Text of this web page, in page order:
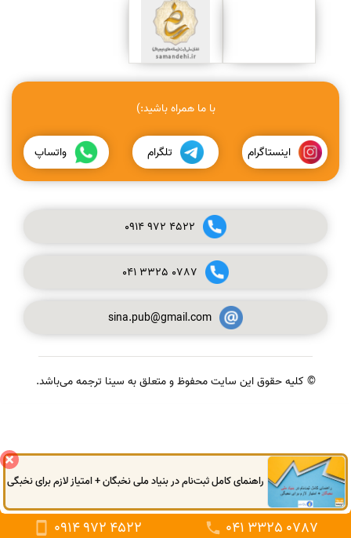
با ما همراه باشید:)
اینستاگرام تلگرام واتساپ
0914972 4522
041 3325 0787
sina.pub@gmail.com
© کلیه حقوق این سایت محفوظ و متعلق به سینا ترجمه می‌باشد.
041 3325 0787
0914972 4522
راهنمای کامل ثبت‌نام در بنیاد ملی نخبگان + امتیاز لازم برای نخبگی
گفتگوی آنلاین